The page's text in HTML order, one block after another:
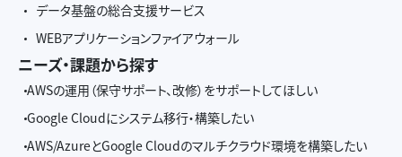
データ基盤の総合支援サービス
WEBアプリケーションファイアウォール
ニーズ・課題から探す
AWSの運用（保守サポート、改修）をサポートしてほしい
Google Cloudにシステム移行・構築したい
AWS/AzureとGoogle Cloudのマルチクラウド環境を構築したい